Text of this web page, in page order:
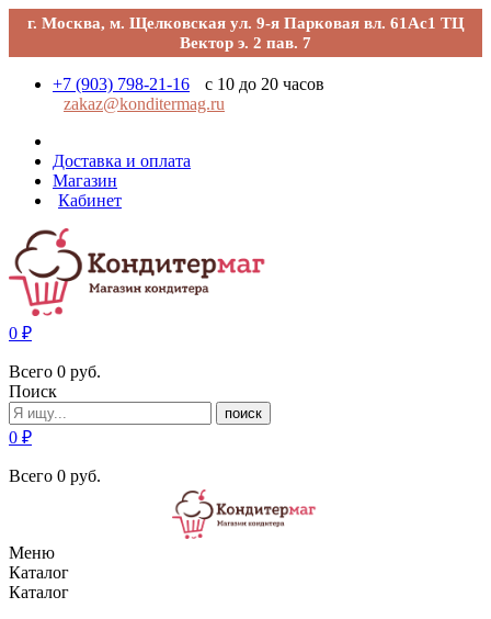
г. Москва, м. Щелковская ул. 9-я Парковая вл. 61Ас1 ТЦ
Вектор э. 2 пав. 7
+7 (903) 798-21-16
с 10 до 20 часов
zakaz@konditermag.ru
Доставка и оплата
Магазин
Кабинет
0 ₽
Всего 0 руб.
Поиск
поиск
0 ₽
Всего 0 руб.
Меню
Каталог
Каталог